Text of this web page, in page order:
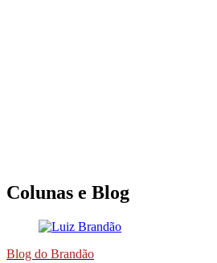
Colunas e Blog
Blog do Brandão